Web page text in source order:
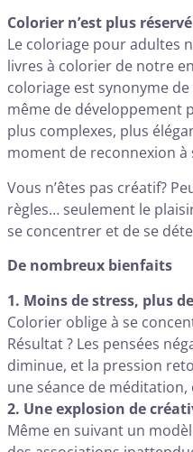
Colorier n’est plus
Le coloriage pour adultes
livres à colorier de notre
coloriage est synonyme
même de développement
plus complexes, plus
moment de reconnexion à
Vous n’êtes pas créatif?
règles… seulement le
se concentrer et de se
De nombreux bienfaits
1. Moins de stress, plus
Colorier oblige à se
Résultat ? Les pensées
diminue, et la pression
une séance de
2. Une explosion de
Même en suivant un